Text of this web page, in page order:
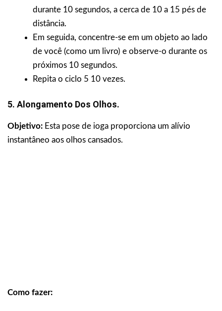
durante 10 segundos, a cerca de 10 a 15 pés de
distância.
Em seguida, concentre-se em um objeto ao lado
de você (como um livro) e observe-o durante os
próximos 10 segundos.
Repita o ciclo 5 10 vezes.
5. Alongamento Dos Olhos.
Objetivo: Esta pose de ioga proporciona um alívio
instantâneo aos olhos cansados.
Como fazer: